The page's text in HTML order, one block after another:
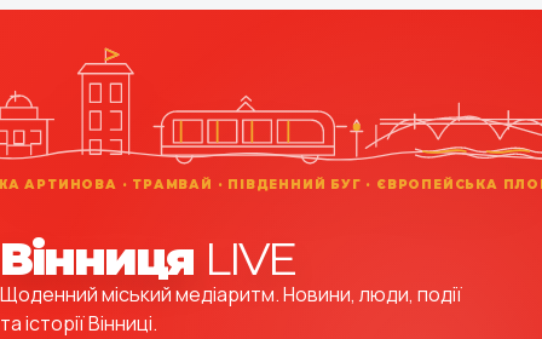
Вінниця LIVE
Щоденний міський медіаритм. Новини, люди, події
та історії Вінниці.